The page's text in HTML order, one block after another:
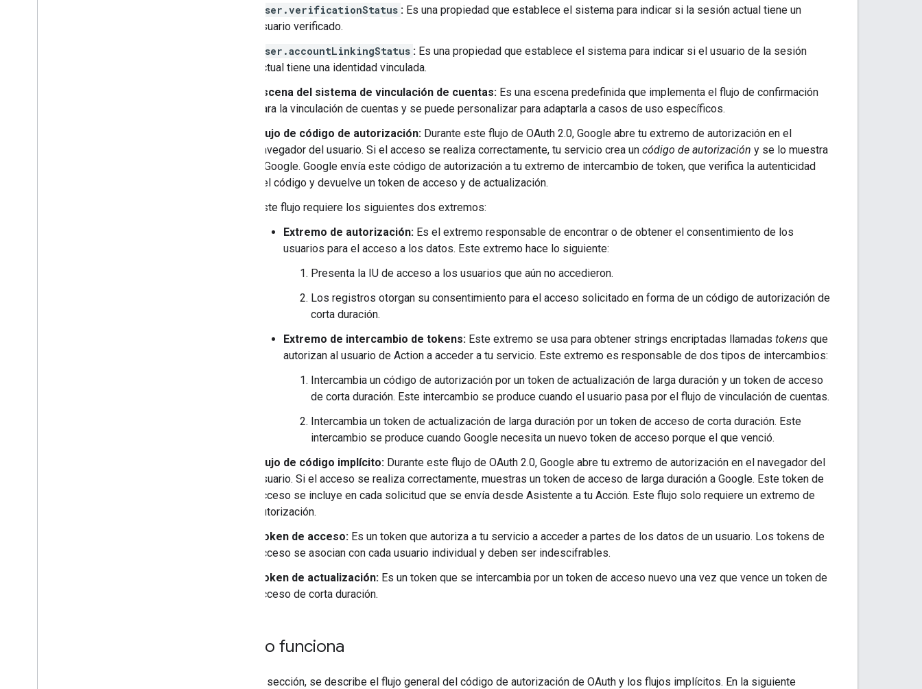
user.verificationStatus : Es una propiedad que establece el sistema para indicar si la sesión actual tiene un
usuario verificado.
user.accountLinkingStatus : Es una propiedad que establece el sistema para indicar si el usuario de la sesión
actual tiene una identidad vinculada.
Escena del sistema de vinculación de cuentas: Es una escena predefinida que implementa el flujo de confirmación
para la vinculación de cuentas y se puede personalizar para adaptarla a casos de uso específicos.
Flujo de código de autorización: Durante este flujo de OAuth 2.0, Google abre tu extremo de autorización en el
navegador del usuario. Si el acceso se realiza correctamente, tu servicio crea un código de autorización y se lo muestra
a Google. Google envía este código de autorización a tu extremo de intercambio de token, que verifica la autenticidad
del código y devuelve un token de acceso y de actualización.
Este flujo requiere los siguientes dos extremos:
Extremo de autorización: Es el extremo responsable de encontrar o de obtener el consentimiento de los
usuarios para el acceso a los datos. Este extremo hace lo siguiente:
Presenta la IU de acceso a los usuarios que aún no accedieron.
Los registros otorgan su consentimiento para el acceso solicitado en forma de un código de autorización de
corta duración.
Extremo de intercambio de tokens: Este extremo se usa para obtener strings encriptadas llamadas tokens que
autorizan al usuario de Action a acceder a tu servicio. Este extremo es responsable de dos tipos de intercambios:
Intercambia un código de autorización por un token de actualización de larga duración y un token de acceso
de corta duración. Este intercambio se produce cuando el usuario pasa por el flujo de vinculación de cuentas.
Intercambia un token de actualización de larga duración por un token de acceso de corta duración. Este
intercambio se produce cuando Google necesita un nuevo token de acceso porque el que venció.
Flujo de código implícito: Durante este flujo de OAuth 2.0, Google abre tu extremo de autorización en el navegador del
usuario. Si el acceso se realiza correctamente, muestras un token de acceso de larga duración a Google. Este token de
acceso se incluye en cada solicitud que se envía desde Asistente a tu Acción. Este flujo solo requiere un extremo de
autorización.
Token de acceso: Es un token que autoriza a tu servicio a acceder a partes de los datos de un usuario. Los tokens de
acceso se asocian con cada usuario individual y deben ser indescifrables.
Token de actualización: Es un token que se intercambia por un token de acceso nuevo una vez que vence un token de
acceso de corta duración.
Cómo funciona
En esta sección, se describe el flujo general del código de autorización de OAuth y los flujos implícitos. En la siguiente